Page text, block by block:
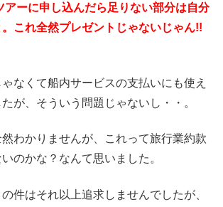
アーに申し込んだら足りない部分は自分
これ全然プレゼントじゃないじゃん!!
なくて船内サービスの支払いにも使え
が、そういう問題じゃないし・・。
わかりませんが、これって旅行業約款
のかな？なんて思いました。
件はそれ以上追求しませんでしたが、